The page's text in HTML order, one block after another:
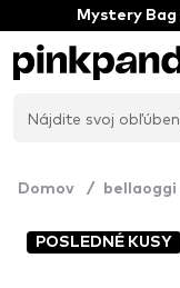
Mystery Bag
Domov / bellaoggi
POSLEDNÉ KUSY